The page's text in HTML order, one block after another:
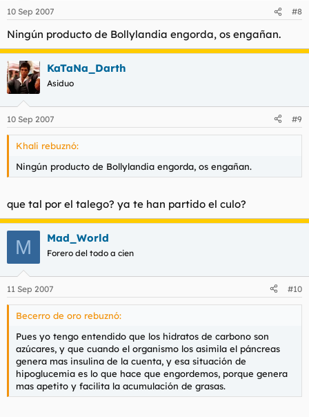
10 Sep 2007 #8
Ningún producto de Bollylandia engorda, os engañan.
KaTaNa_Darth
Asiduo
10 Sep 2007 #9
Khali rebuznó:
Ningún producto de Bollylandia engorda, os engañan.
que tal por el talego? ya te han partido el culo?
M Mad_World
Forero del todo a cien
11 Sep 2007 #10
Becerro de oro rebuznó:
Pues yo tengo entendido que los hidratos de carbono son
azúcares, y que cuando el organismo los asimila el páncreas
genera mas insulina de la cuenta, y esa situación de
hipoglucemia es lo que hace que engordemos, porque genera
mas apetito y facilita la acumulación de grasas.